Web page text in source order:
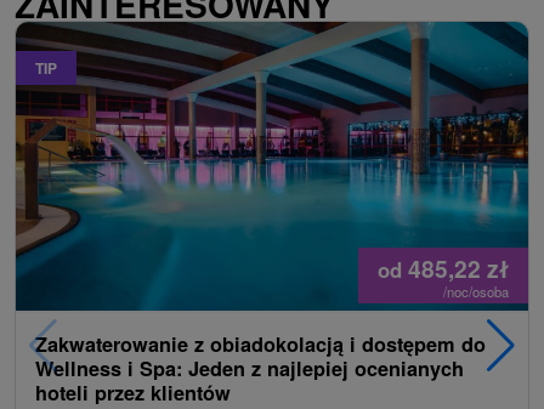
TIP
od 485,22 zł
/noc/osoba
Zakwaterowanie z obiadokolacją i dostępem do
Wellness i Spa: Jeden z najlepiej ocenianych
hoteli przez klientów